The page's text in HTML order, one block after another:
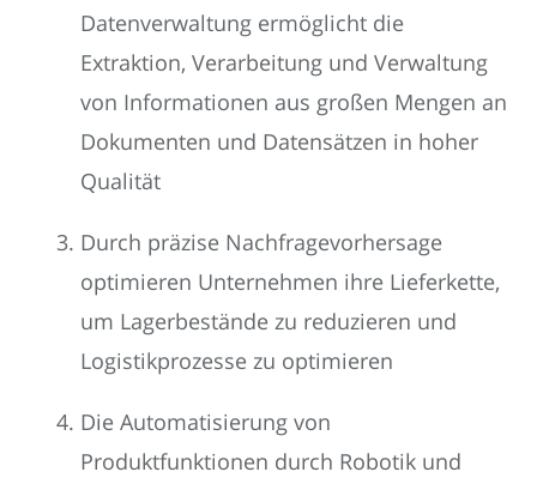
Datenverwaltung ermöglicht die
Extraktion, Verarbeitung und Verwaltung
von Informationen aus großen Mengen an
Dokumenten und Datensätzen in hoher
Qualität
Durch präzise Nachfragevorhersage
optimieren Unternehmen ihre Lieferkette,
um Lagerbestände zu reduzieren und
Logistikprozesse zu optimieren
Die Automatisierung von
Produktfunktionen durch Robotik und